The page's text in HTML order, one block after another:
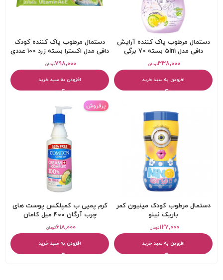
دستمال مرطوب پاک کننده آرایش
دافی مدل 5in1 بسته 70 برگی
تومان۳۳۸,۰۰۰
افزودن به سبد خرید
دستمال مرطوب پاک کننده کودک
دافی مدل اکسترا بسته زرد 100 عددی
تومان۷۹۸,۰۰۰
افزودن به سبد خرید
دستمال مرطوب کودک مینیون کمر
باريک نینو
تومان۱۲۷,۰۰۰
افزودن به سبد خرید
پرفروش
کرم پمپی ب کمپلکس پوست های
چرب آرگان 400 میل کامان
تومان۶۱۸,۰۰۰
افزودن به سبد خرید